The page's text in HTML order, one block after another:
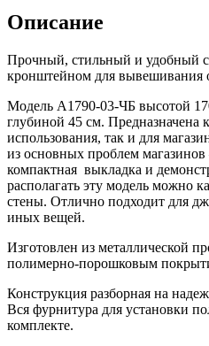
Описание
Прочный, стильный и удобный
кронштейном для вывешивания
Модель A1790-03-ЧБ высотой
глубиной 45 см. Предназначена
использования, так и для
из основных проблем магазинов
компактная выкладка и
располагать эту модель можно
стены. Отлично подходит для
иных вещей.
Изготовлен из металлической
полимерно-порошковым
Конструкция разборная на
Вся фурнитура для установки
комплекте.